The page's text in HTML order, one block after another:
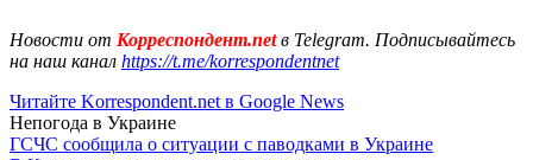
Новости от Корреспондент.netв Telegram. Подписывайтесь
на наш канал https://t.me/korrespondentnet
Читайте Korrespondent.net в Google News
Непогода в Украине
ГСЧС сообщила о ситуации с паводками в Украине